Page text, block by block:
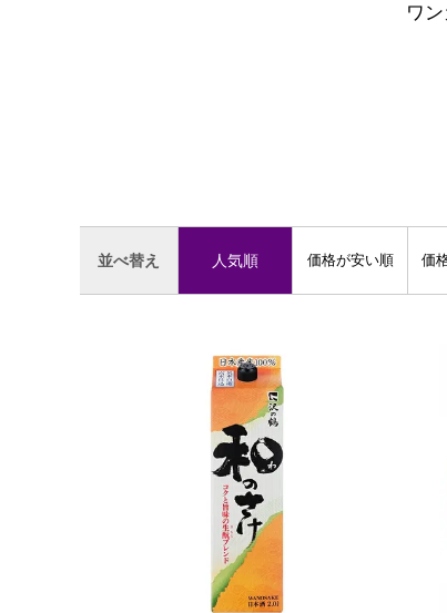
ワ
人気順 価格が安い順 価